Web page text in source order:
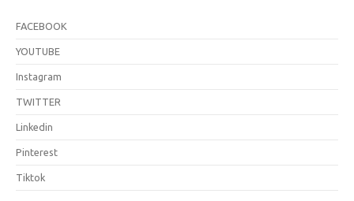
FACEBOOK
YOUTUBE
Instagram
TWITTER
Linkedin
Pinterest
Tiktok